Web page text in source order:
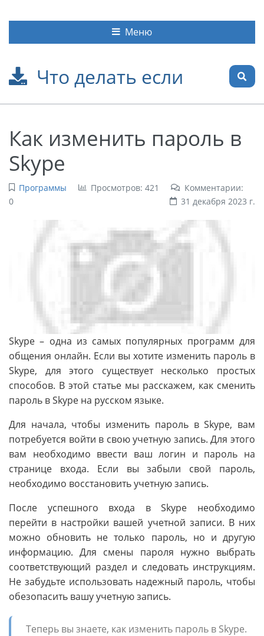
Что делать если
Меню
Как изменить пароль в
Skype
Программы Просмотров: 421
Комментарии:
0
31 декабря 2023 г.
Skype – одна из самых популярных программ для
общения онлайн. Если вы хотите изменить пароль в
Skype, для этого существует несколько простых
способов. В этой статье мы расскажем, как сменить
пароль в Skype на русском языке.
Для начала, чтобы изменить пароль в Skype, вам
потребуется войти в свою учетную запись. Для этого
вам необходимо ввести ваш логин и пароль на
странице входа. Если вы забыли свой пароль,
необходимо восстановить учетную запись.
После успешного входа в Skype необходимо
перейти в настройки вашей учетной записи. В них
можно обновить не только пароль, но и другую
информацию. Для смены пароля нужно выбрать
соответствующий раздел и следовать инструкциям.
Не забудьте использовать надежный пароль, чтобы
обезопасить вашу учетную запись.
Теперь вы знаете, как изменить пароль в Skype.